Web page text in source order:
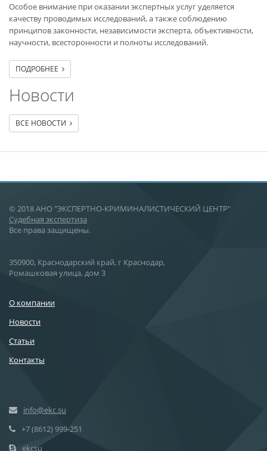
Особое внимание при оказании экспертных услуг уделяется
качеству проводимых исследований, а также соблюдению
принципов законности, независимости эксперта, объективности,
научности, всесторонности и полноты исследований.
ПОДРОБНЕЕ
Новости
ВСЕ НОВОСТИ
© 2018 АНО "ЭКСПЕРТНО-КРИМИНАЛИСТИЧЕСКИЙ ЦЕНТР"
Cудебная экспертиза
Все права защищены.
350900, Краснодарский край, г Краснодар,
Ромашковая улица, дом 3
О компании
Новости
Статьи
Контакты
info@ekc.su
+7 (8612) 999-251
ekcsu